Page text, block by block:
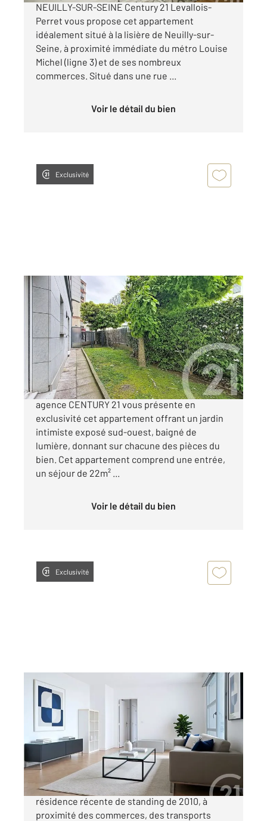
NEUILLY-SUR-SEINE Century 21 Levallois-
Perret vous propose cet appartement
idéalement situé à la lisière de Neuilly-sur-
Seine, à proximité immédiate du métro Louise
Michel (ligne 3) et de ses nombreux
commerces. Situé dans une rue ...
Voir le détail du bien
Exclusivité
CLICHY 92
50,61 m 2, 2 pièces
Ref : 14
Appartement F2 à vendre
320 000 €
APPARTEMENT AVEC 30M² DE JARDIN ! Votre
agence CENTURY 21 vous présente en
exclusivité cet appartement offrant un jardin
intimiste exposé sud-ouest, baigné de
lumière, donnant sur chacune des pièces du
bien. Cet appartement comprend une entrée,
un séjour de 22m² ...
Voir le détail du bien
Exclusivité
NANTERRE 92
69,29 m
Ref : 3174
Appartement F3 à vendre
386 000 €
TROIS PIECES AVEC BALCON ! Au sein d'une
résidence récente de standing de 2010, à
proximité des commerces, des transports